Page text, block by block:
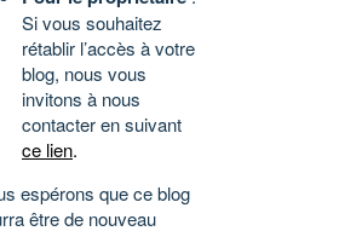
Si vous souhaitez
rétablir l’accès à votre
blog, nous vous
invitons à nous
contacter en suivant
ce lien.
espérons que ce blog
être de nouveau